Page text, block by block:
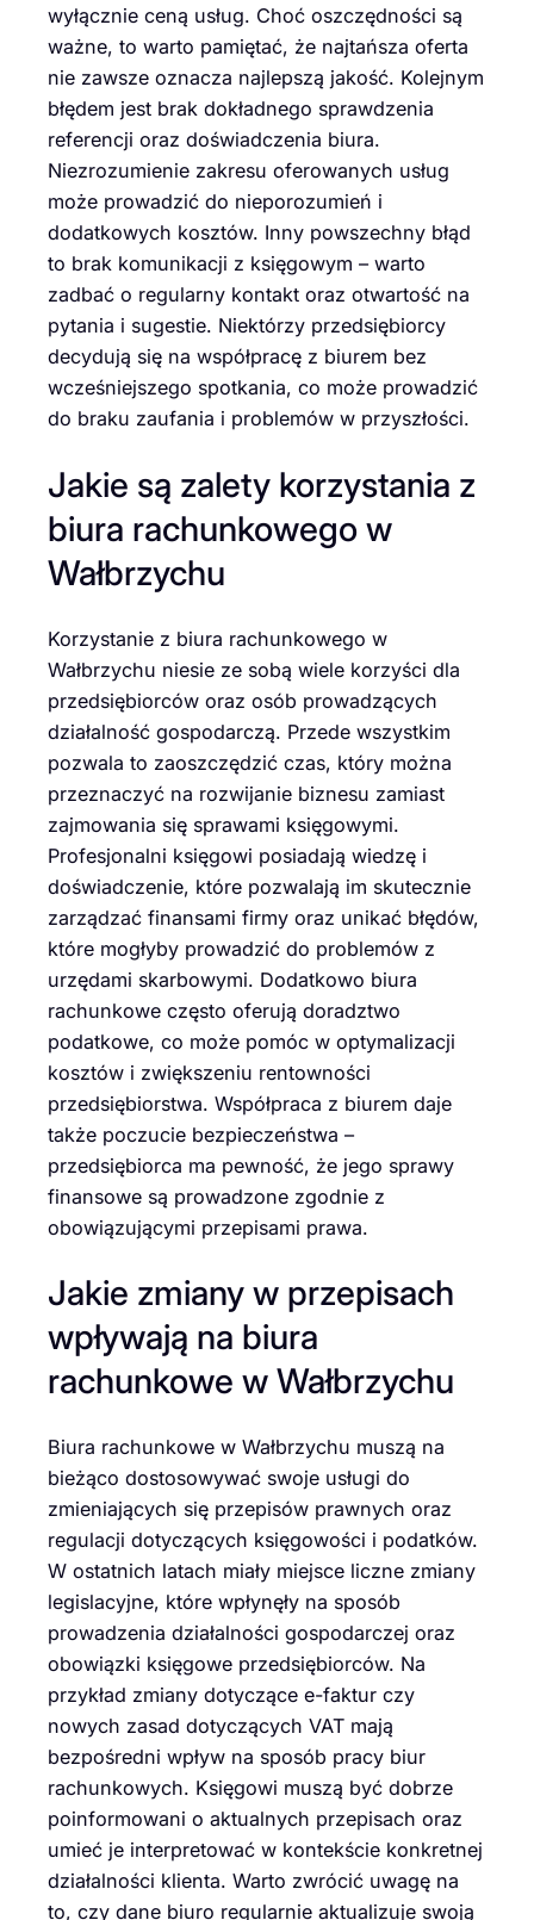
wyłącznie ceną usług. Choć oszczędności są
ważne, to warto pamiętać, że najtańsza oferta
nie zawsze oznacza najlepszą jakość. Kolejnym
błędem jest brak dokładnego sprawdzenia
referencji oraz doświadczenia biura.
Niezrozumienie zakresu oferowanych usług
może prowadzić do nieporozumień i
dodatkowych kosztów. Inny powszechny błąd
to brak komunikacji z księgowym – warto
zadbać o regularny kontakt oraz otwartość na
pytania i sugestie. Niektórzy przedsiębiorcy
decydują się na współpracę z biurem bez
wcześniejszego spotkania, co może prowadzić
do braku zaufania i problemów w przyszłości.
Jakie są zalety korzystania z
biura rachunkowego w
Wałbrzychu
Korzystanie z biura rachunkowego w
Wałbrzychu niesie ze sobą wiele korzyści dla
przedsiębiorców oraz osób prowadzących
działalność gospodarczą. Przede wszystkim
pozwala to zaoszczędzić czas, który można
przeznaczyć na rozwijanie biznesu zamiast
zajmowania się sprawami księgowymi.
Profesjonalni księgowi posiadają wiedzę i
doświadczenie, które pozwalają im skutecznie
zarządzać finansami firmy oraz unikać błędów,
które mogłyby prowadzić do problemów z
urzędami skarbowymi. Dodatkowo biura
rachunkowe często oferują doradztwo
podatkowe, co może pomóc w optymalizacji
kosztów i zwiększeniu rentowności
przedsiębiorstwa. Współpraca z biurem daje
także poczucie bezpieczeństwa –
przedsiębiorca ma pewność, że jego sprawy
finansowe są prowadzone zgodnie z
obowiązującymi przepisami prawa.
Jakie zmiany w przepisach
wpływają na biura
rachunkowe w Wałbrzychu
Biura rachunkowe w Wałbrzychu muszą na
bieżąco dostosowywać swoje usługi do
zmieniających się przepisów prawnych oraz
regulacji dotyczących księgowości i podatków.
W ostatnich latach miały miejsce liczne zmiany
legislacyjne, które wpłynęły na sposób
prowadzenia działalności gospodarczej oraz
obowiązki księgowe przedsiębiorców. Na
przykład zmiany dotyczące e-faktur czy
nowych zasad dotyczących VAT mają
bezpośredni wpływ na sposób pracy biur
rachunkowych. Księgowi muszą być dobrze
poinformowani o aktualnych przepisach oraz
umieć je interpretować w kontekście konkretnej
działalności klienta. Warto zwrócić uwagę na
to, czy dane biuro regularnie aktualizuje swoją